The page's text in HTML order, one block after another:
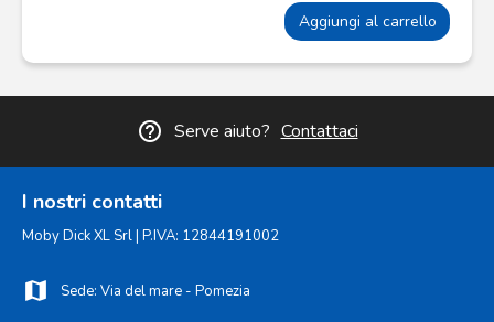
Aggiungi al carrello
help_outline Serve aiuto? Contattaci
I nostri contatti
Moby Dick XL Srl | P.IVA: 12844191002
map Sede: Via del mare - Pomezia